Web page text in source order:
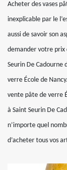
Acheter des vases
inexplicable par le
aussi de savoir son
demander votre prix
Seurin De Cadourne
verre École de
vente pâte de verre
à Saint Seurin De
n’importe quel
d’acheter tous vos